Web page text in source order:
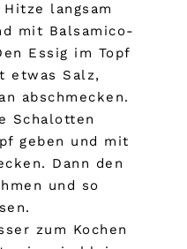
langsam
mit Balsamico-
Essig im Topf
etwas Salz,
abschmecken.
Schalotten
geben und mit
Dann den
und so
zum Kochen